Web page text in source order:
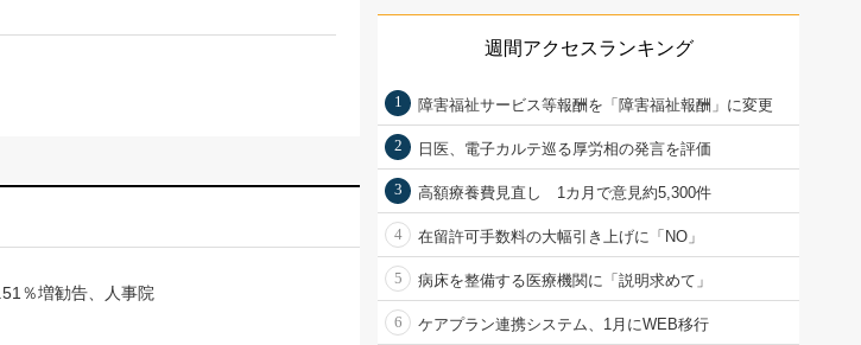
％増勧告、人事院
週間アクセスランキング
1 障害福祉サービス等報酬を「障害福祉報酬」に変更
2 日医、電子カルテ巡る厚労相の発言を評価
3 高額療養費見直し 1カ月で意見約5,300件
4 在留許可手数料の大幅引き上げに「NO」
5 病床を整備する医療機関に「説明求めて」
6 ケアプラン連携システム、1月にWEB移行